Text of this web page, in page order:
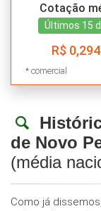
Cotação
Últimos 15
R$
* comercial
de Novo
(média
Como já